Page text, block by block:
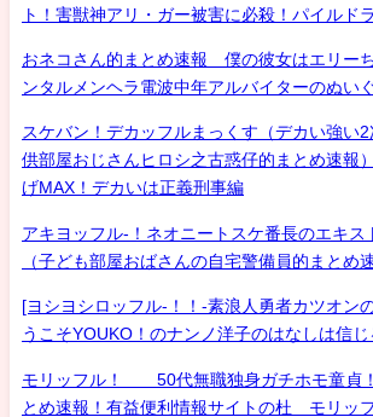
ト！害獣神アリ・ガー被害に必殺！パイルド
おネコさん的まとめ速報 僕の彼女はエリー
ンタルメンヘラ電波中年アルバイターのぬい
スケバン！デカッフルまっくす（デカい強い
供部屋おじさんヒロシ之古惑仔的まとめ速報
げMAX！デカいは正義刑事編
アキヨッフル-！ネオニートスケ番長のエキス
（子ども部屋おばさんの自宅警備員的まとめ速
[ヨシヨシロッフル-！！-素浪人勇者カツオン
うこそYOUKO！のナンノ洋子のはなしは信じ
モリッフル！ 50代無職独身ガチホモ童貞
とめ速報！有益便利情報サイトの杜 モリッ